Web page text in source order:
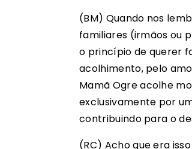
(BM) Quando nos
familiares (irmãos ou
o princípio de querer
acolhimento, pelo
Mamã Ogre acolhe
exclusivamente por
contribuindo para o
(RC) Acho que era